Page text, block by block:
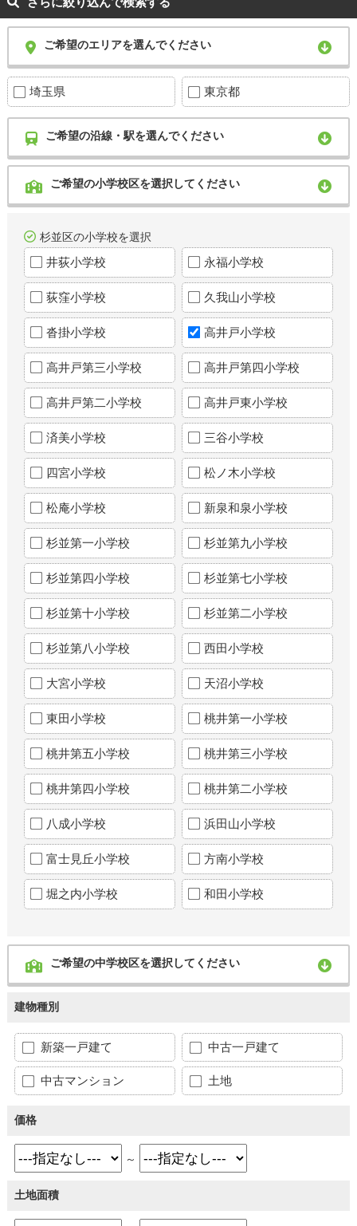
ご希望のエリアを選んでください
埼玉県 東京都
ご希望の沿線・駅を選んでください
ご希望の小学校区を選択してください
杉並区の小学校を選択
井荻小学校 永福小学校
荻窪小学校 久我山小学校
沓掛小学校 高井戸小学校
高井戸第三小学校 高井戸第四小学校
高井戸第二小学校 高井戸東小学校
済美小学校 三谷小学校
四宮小学校 松ノ木小学校
松庵小学校 新泉和泉小学校
杉並第一小学校 杉並第九小学校
杉並第四小学校 杉並第七小学校
杉並第十小学校 杉並第二小学校
杉並第八小学校 西田小学校
大宮小学校 天沼小学校
東田小学校 桃井第一小学校
桃井第五小学校 桃井第三小学校
桃井第四小学校 桃井第二小学校
八成小学校 浜田山小学校
富士見丘小学校 方南小学校
堀之内小学校 和田小学校
ご希望の中学校区を選択してください
建物種別
新築一戸建て 中古一戸建て
中古マンション 土地
価格
～
土地面積